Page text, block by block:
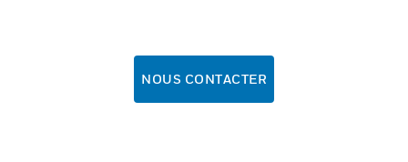
NOUS CONTACTER